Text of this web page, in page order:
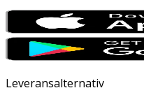
Leveransalternativ